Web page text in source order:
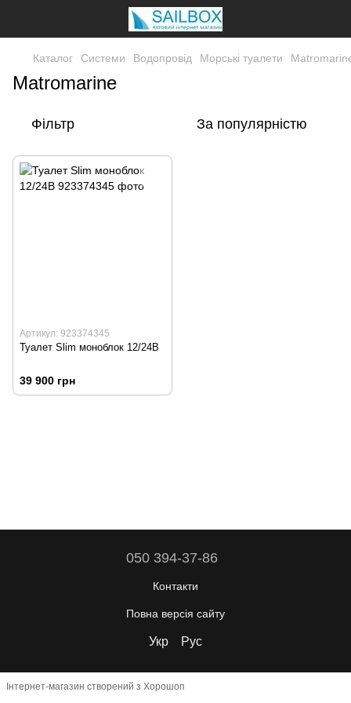
Каталог Системи Водопровід Морські туалети
Matromarine
Фільтр За популярністю
Артикул: 923374345
Туалет Slim моноблок 12/24В
39 900 грн
050 394-37-86
Контакти
Повна версія сайту
Укр Рус
Інтернет-магазин створений з Хорошоп